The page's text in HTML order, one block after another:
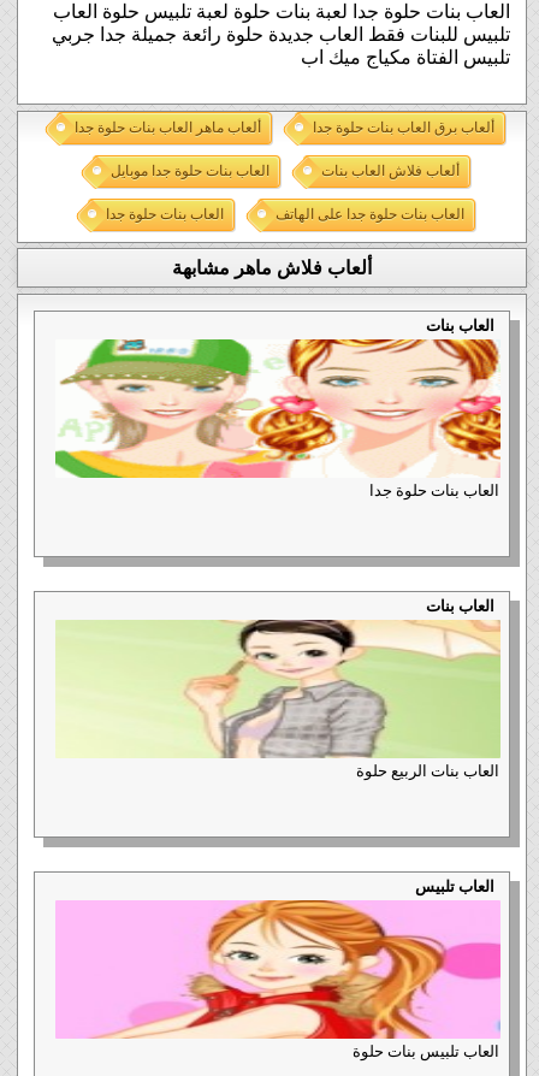
العاب بنات حلوة جدا لعبة بنات حلوة لعبة تلبيس حلوة العاب
تلبيس للبنات فقط العاب جديدة حلوة رائعة جميلة جدا جربي
تلبيس الفتاة مكياج ميك اب
ألعاب برق العاب بنات حلوة جدا ألعاب ماهر العاب بنات حلوة جدا
ألعاب فلاش العاب بنات العاب بنات حلوة جدا موبايل
العاب بنات حلوة جدا على الهاتف العاب بنات حلوة جدا
ألعاب فلاش ماهر مشابهة
العاب بنات
العاب بنات حلوة جدا
العاب بنات
العاب بنات الربيع حلوة
العاب تلبيس
العاب تلبيس بنات حلوة